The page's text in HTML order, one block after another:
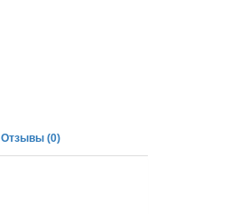
Отзывы(0)